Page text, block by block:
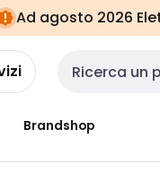
Ad agosto 2026
Cerca input
Brandshop